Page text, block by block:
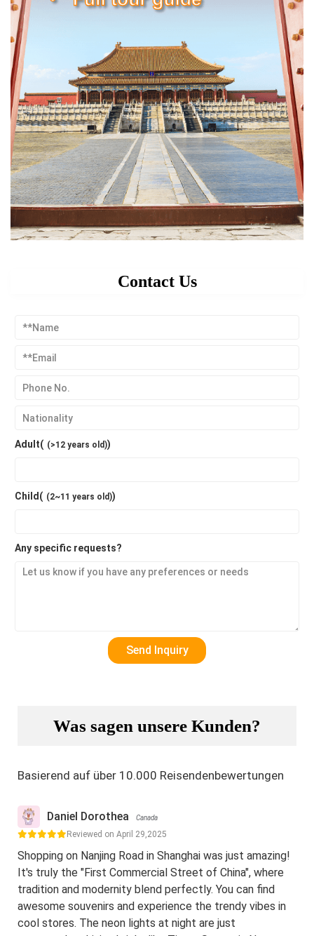
Contact Us
Adult( (>12 years old))
Child( (2~11 years old))
Any specific requests?
Was sagen unsere Kunden?
Basierend auf über 10.000 Reisendenbewertungen
Daniel Dorothea Canada
Reviewed on April 29,2025
Shopping on Nanjing Road in Shanghai was just amazing!
It's truly the "First Commercial Street of China", where
tradition and modernity blend perfectly. You can find
awesome souvenirs and experience the trendy vibes in
cool stores. The neon lights at night are just